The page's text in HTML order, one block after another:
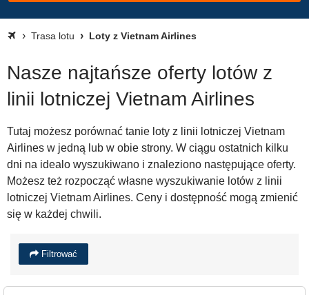
Trasa lotu Loty z Vietnam Airlines
Nasze najtańsze oferty lotów z
linii lotniczej Vietnam Airlines
Tutaj możesz porównać tanie loty z linii lotniczej Vietnam
Airlines w jedną lub w obie strony. W ciągu ostatnich kilku
dni na idealo wyszukiwano i znaleziono następujące oferty.
Możesz też rozpocząć własne wyszukiwanie lotów z linii
lotniczej Vietnam Airlines. Ceny i dostępność mogą zmienić
się w każdej chwili.
Filtrować